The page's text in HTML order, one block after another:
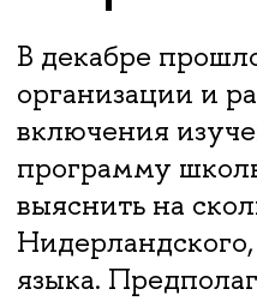
В декабре
организации и
включения
программу
выяснить на
языка.